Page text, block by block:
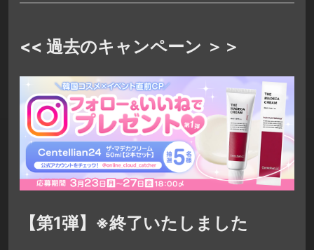
<< 過去のキャンペーン ＞＞
【第1弾】※終了いたしました